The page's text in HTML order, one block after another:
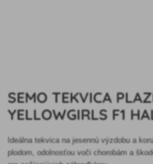
SEMO TEKVICA
YELLOWGIRLS F1
Ideálna tekvica na jesennú výzdobu a
plodom, odolnosťou voči chorobám a